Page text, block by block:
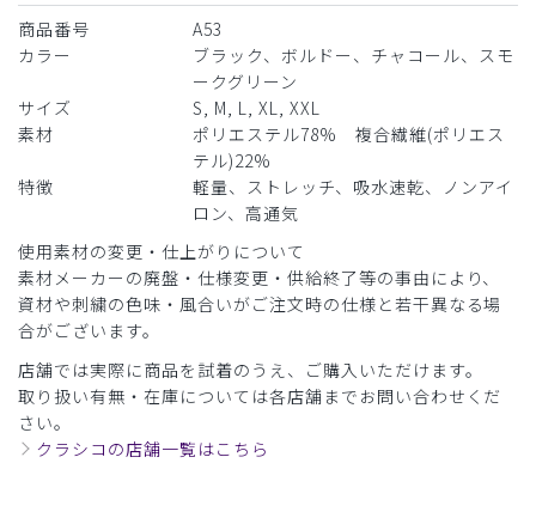
商品番号
A53
カラー
ブラック、ボルドー、チャコール、スモ
ークグリーン
サイズ
S, M, L, XL, XXL
素材
ポリエステル78% 複合繊維(ポリエス
テル)22%
特徴
軽量、ストレッチ、吸水速乾、ノンアイ
ロン、高通気
使用素材の変更・仕上がりについて
素材メーカーの廃盤・仕様変更・供給終了等の事由により、
資材や刺繍の色味・風合いがご注文時の仕様と若干異なる場
合がございます。
店舗では実際に商品を試着のうえ、ご購入いただけます。
取り扱い有無・在庫については各店舗までお問い合わせくだ
さい。
クラシコの店舗一覧はこちら